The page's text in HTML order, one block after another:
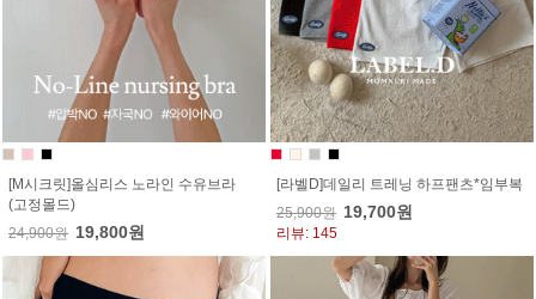
[M시크릿]올심리스 노라인 수유브라
(고정몰드)
24,900원 19,800원
[라벨D]데일리 트레닝 하프팬츠*임부복
25,900원 19,700원
리뷰: 145